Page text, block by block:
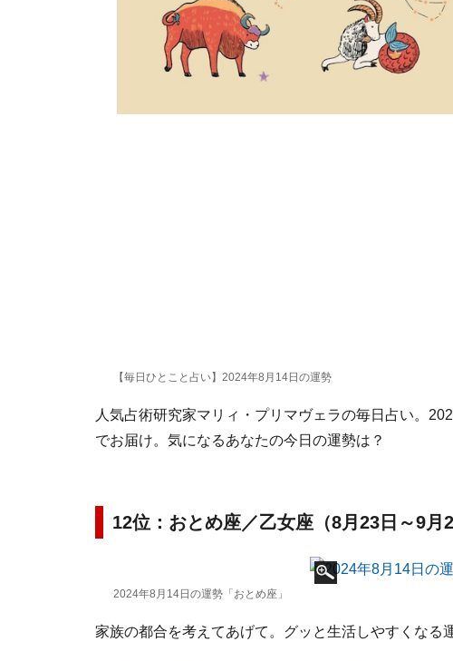
【毎日ひとこと占い】2024年8月14日の運勢
人気占術研究家マリィ・プリマヴェラの毎日占い。
でお届け。気になるあなたの今日の運勢は？
12位：おとめ座／乙女座（8月23日～9月
2024年8月14日の運勢「おとめ座」
家族の都合を考えてあげて。グッと生活しやすくなる運